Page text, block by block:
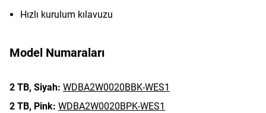
Hızlı kurulum kılavuzu
Model Numaraları
2 TB, Siyah: WDBA2W0020BBK-WES1
2 TB, Pink: WDBA2W0020BPK-WES1